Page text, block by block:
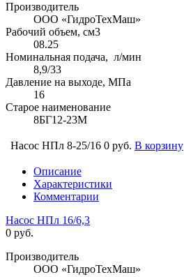
Производитель
ООО «ГидроТехМаш»
Рабочий объем, см3
08.25
Номинальная подача, л/мин
8,9/33
Давление на выходе, МПа
16
Старое наименование
8БГ12-23М
Насос НПл 8-25/16 0 руб. В корзину
Описание
Характеристики
Комментарии
Насос НПл 16/6,3
0 руб.
Производитель
ООО «ГидроТехМаш»